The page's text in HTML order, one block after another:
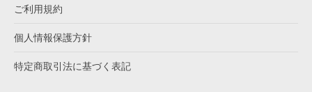
ご利用規約
個人情報保護方針
特定商取引法に基づく表記